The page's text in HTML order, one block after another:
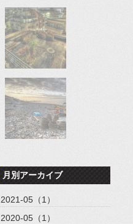
月別アーカイブ
2021-05（1）
2020-05（1）